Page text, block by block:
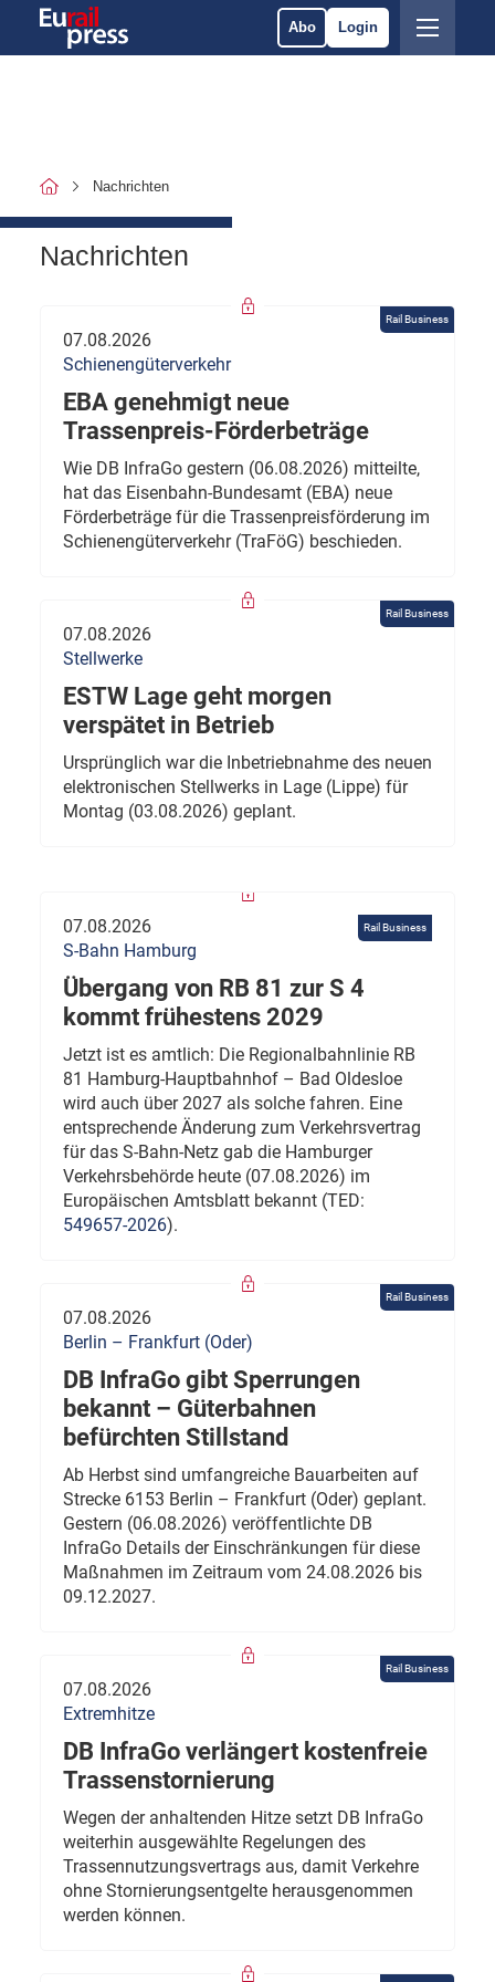
Abo Login
Nachrichten
Nachrichten
Rail Business
07.08.2026
Schienengüterverkehr
EBA genehmigt neue
Trassenpreis-Förderbeträge
Wie DB InfraGo gestern (06.08.2026) mitteilte,
hat das Eisenbahn-Bundesamt (EBA) neue
Förderbeträge für die Trassenpreisförderung im
Schienengüterverkehr (TraFöG) beschieden.
Rail Business
07.08.2026
Stellwerke
ESTW Lage geht morgen
verspätet in Betrieb
Ursprünglich war die Inbetriebnahme des neuen
elektronischen Stellwerks in Lage (Lippe) für
Montag (03.08.2026) geplant.
Rail Business
07.08.2026
S-Bahn Hamburg
Übergang von RB 81 zur S 4
kommt frühestens 2029
Jetzt ist es amtlich: Die Regionalbahnlinie RB
81 Hamburg-Hauptbahnhof – Bad Oldesloe
wird auch über 2027 als solche fahren. Eine
entsprechende Änderung zum Verkehrsvertrag
für das S-Bahn-Netz gab die Hamburger
Verkehrsbehörde heute (07.08.2026) im
Europäischen Amtsblatt bekannt (TED:
549657-2026).
Rail Business
07.08.2026
Berlin – Frankfurt (Oder)
DB InfraGo gibt Sperrungen
bekannt – Güterbahnen
befürchten Stillstand
Ab Herbst sind umfangreiche Bauarbeiten auf
Strecke 6153 Berlin – Frankfurt (Oder) geplant.
Gestern (06.08.2026) veröffentlichte DB
InfraGo Details der Einschränkungen für diese
Maßnahmen im Zeitraum vom 24.08.2026 bis
09.12.2027.
Rail Business
07.08.2026
Extremhitze
DB InfraGo verlängert kostenfreie
Trassenstornierung
Wegen der anhaltenden Hitze setzt DB InfraGo
weiterhin ausgewählte Regelungen des
Trassennutzungsvertrags aus, damit Verkehre
ohne Stornierungsentgelte herausgenommen
werden können.